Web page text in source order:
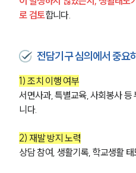
로 검토합니다.
전담기구 심의에서 중요
1) 조치 이행 여부
서면사과, 특별교육, 사회봉사
니다.
2) 재발 방지 노력
상담 참여, 생활기록, 학교생활